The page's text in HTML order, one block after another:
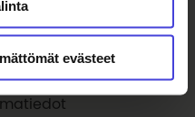
evästeet